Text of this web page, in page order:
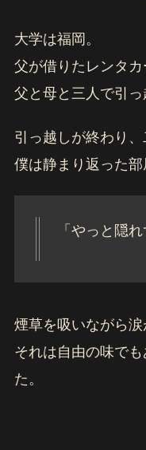
大学は福岡。
父が借りたレンタカ
父と母と三人で引っ
引っ越しが終わり、
僕は静まり返った部
「やっと隠
煙草を吸いながら涙
それは自由の味で
た。